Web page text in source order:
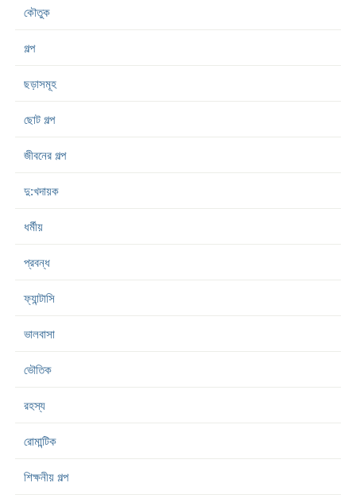
কৌতুক
গল্প
ছড়াসমূহ
ছোট গল্প
জীবনের গল্প
দু:খদায়ক
ধর্মীয়
প্রবন্ধ
ফ্যান্টাসি
ভালবাসা
ভৌতিক
রহস্য
রোমান্টিক
শিক্ষনীয় গল্প